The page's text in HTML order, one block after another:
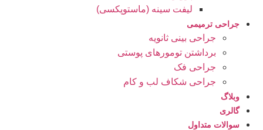
لیفت سینه (ماستوپکسی)
جراحی ترمیمی
جراحی بینی ثانویه
برداشتن تومورهای پوستی
جراحی فک
جراحی شکاف لب و کام
وبلاگ
گالری
سوالات متداول